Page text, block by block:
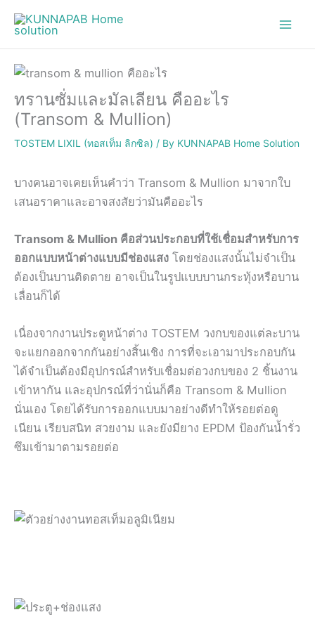
content
ทรานซั่มและมัลเลียน คืออะไร
(Transom & Mullion)
TOSTEM LIXIL (ทอสเท็ม ลิกซิล) / By KUNNAPAB Home Solution
บางคนอาจเคยเห็นคำว่า Transom & Mullion มาจากใบ
เสนอราคาและอาจสงสัยว่ามันคืออะไร
Transom & Mullion คือส่วนประกอบที่ใช้เชื่อมสำหรับการ
ออกแบบหน้าต่างแบบมีช่องแสง โดยช่องแสงนั้นไม่จำเป็น
ต้องเป็นบานติดตาย อาจเป็นในรูปแบบบานกระทุ้งหรือบาน
เลื่อนก็ได้
เนื่องจากงานประตูหน้าต่าง TOSTEM วงกบของแต่ละบาน
จะแยกออกจากกันอย่างสิ้นเชิง การที่จะเอามาประกอบกัน
ได้จำเป็นต้องมีอุปกรณ์สำหรับเชื่อมต่อวงกบของ 2 ชิ้นงาน
เข้าหากัน และอุปกรณ์ที่ว่านั่นก็คือ Transom & Mullion
นั่นเอง โดยได้รับการออกแบบมาอย่างดีทำให้รอยต่อดู
เนียน เรียบสนิท สวยงาม และยังมียาง EPDM ป้องกันน้ำรั่ว
ซึมเข้ามาตามรอยต่อ